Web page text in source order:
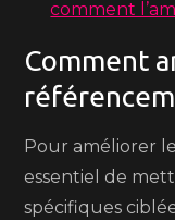
comment
Comment
Pour améliorer
essentiel de
spécifiques